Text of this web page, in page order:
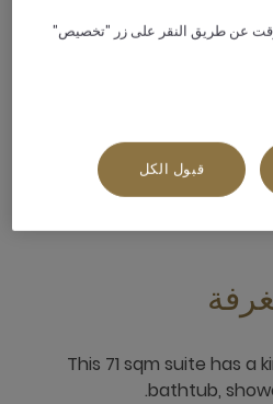
This 71 sqm suite has a
bathtub,
وقت عن طريق النقر على زر "تخصيص"
قبول الكل